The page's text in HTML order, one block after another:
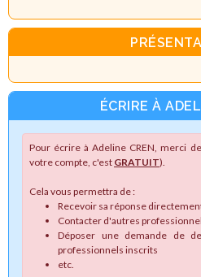
ÉCRIRE À
Pour écrire à Adeline CREN, merci
votre compte, c'est GRATUIT).
Cela vous permettra de :
Recevoir sa réponse
Contacter d'autres
Déposer une demande de
professionnels inscrits
etc.